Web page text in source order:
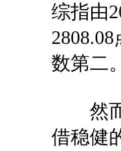
综指由
数第二。
然而
借稳健